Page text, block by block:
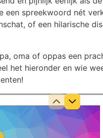
een spreekwoord nét
of een hilarische
oma of oppas een
het hieronder en wie